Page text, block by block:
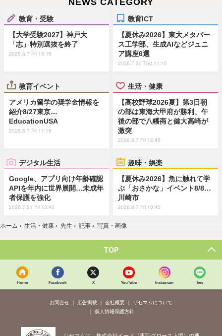
教育・受験
【大学受験2027】神戸大
「志」特別選抜を終了
2026.8.7 Fri 13:15
教育ICT
【夏休み2026】東大メタバー
ス工学部、生成AIなどジュニ
ア講座6選
2026.7.30 Thu 11:15
教育イベント
アメリカ留学の奨学金情報を
紹介8/27東京…
EducationUSA
2026.8.7 Fri 11:15
生活・健康
【高校野球2026夏】第3日朝
の部は東海大甲府が勝利、午
後の部で八幡商と健大高崎が
激突
2026.8.7 Fri 12:45
デジタル生活
Google、アプリ向け年齢確認
APIを年内に世界展開…未成年
者保護を強化
2026.7.31 Fri 13:45
趣味・娯楽
【夏休み2026】魚に触れて学
ぶ「おさかな」イベント8/8…
川崎市
2026.8.7 Fri 10:45
ホーム › 生活・健康 › 先生 › 記事 › 写真・画像
TOP
Home Facebook X YouTube Instagram line
お問合せ 広告掲載 会社概要
リセマムについて
個人情報保護方針